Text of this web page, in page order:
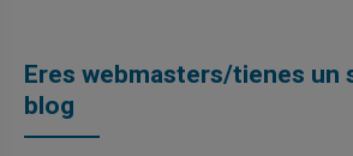
Eres webmasters/tienes un
blog